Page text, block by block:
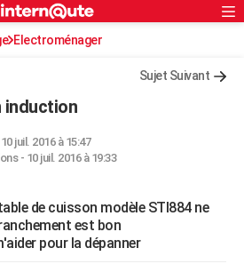
S'inscrire
Connexion
Electroménager
Sujet Suivant
induction
juil. 2016 à 15:47
- 10 juil. 2016 à 19:33
de cuisson modèle STI884 ne
est bon
pour la dépanner